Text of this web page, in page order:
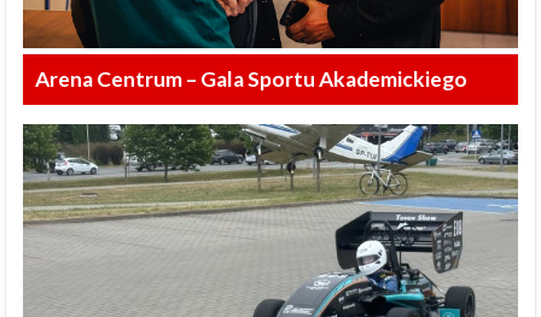
Arena Centrum – Gala Sportu Akademickiego